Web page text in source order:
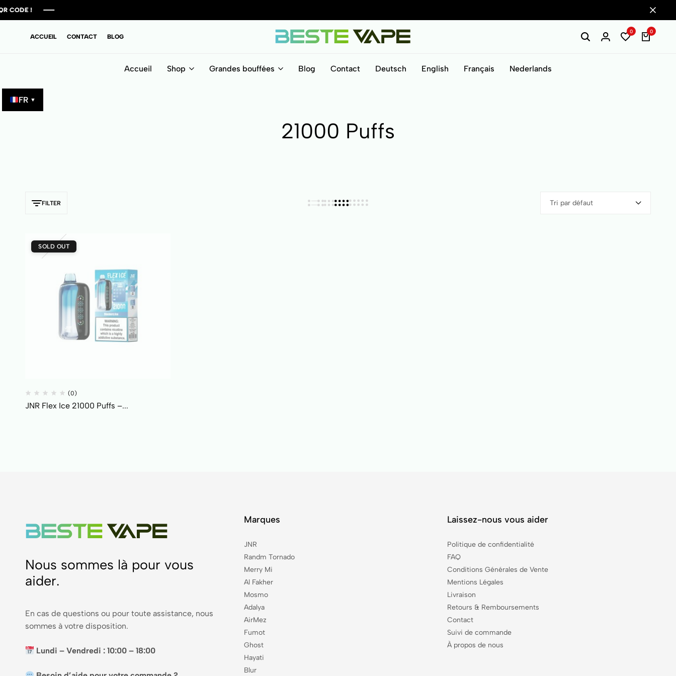
FR ▼
!!!!
ACCUEIL CONTACT BLOG
0 0
Accueil Shop Grandes bouffées Blog Contact Deutsch English Français Nederlands
21000 Puffs
FILTER Tri par défaut
SOLD OUT
(0)
JNR Flex Ice 21000 Puffs –...
Nous sommes là pour vous
aider.
En cas de questions ou pour toute assistance, nous
sommes à votre disposition.
Lundi – Vendredi : 10:00 – 18:00
Marques
JNR
Randm Tornado
Merry Mi
Al Fakher
Mosmo
Adalya
AirMez
Fumot
Ghost
Hayati
Blur
Laissez-nous vous aider
Politique de confidentialité
FAQ
Conditions Générales de Vente
Mentions Légales
Livraison
Retours & Remboursements
Contact
Suivi de commande
À propos de nous